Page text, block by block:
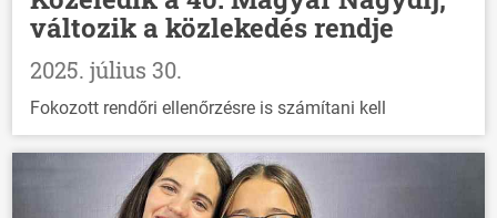
változik a közlekedés rendje
2025. július 30.
Fokozott rendőri ellenőrzésre is számítani kell